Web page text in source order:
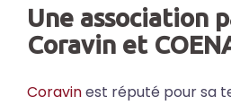
Une association
Coravin et
Coravinest réputé pour sa